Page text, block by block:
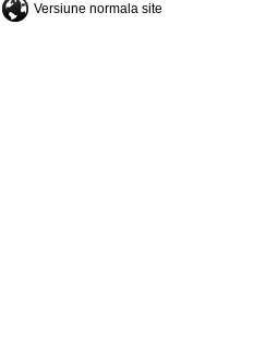
Versiune normala site